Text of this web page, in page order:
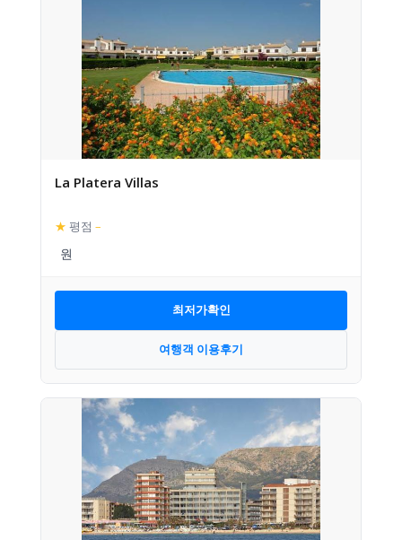
La Platera Villas
★ 평점 –
최저가확인
여행객 이용후기